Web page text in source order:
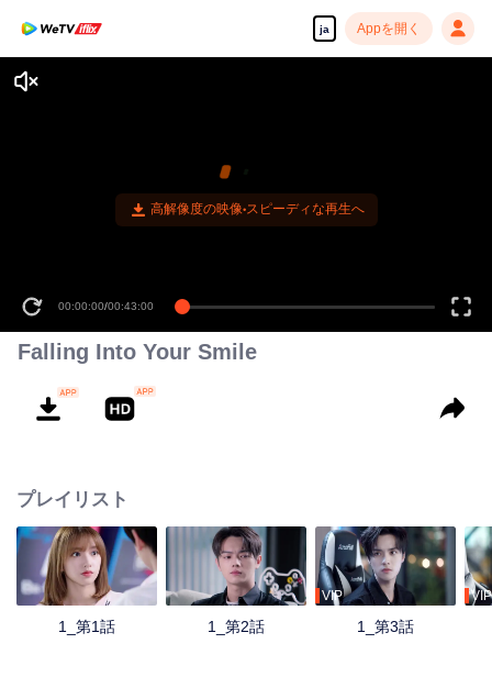
ja Appを開く
高解像度の映像•スピーディな再生へ
00:00:00/00:43:00
Falling Into Your Smile
プレイリスト
1_第1話 1_第2話
VIP
1_第3話
VIP